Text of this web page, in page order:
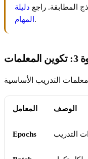
المطابقة. راجع دليلة
المهام .
المعامل الوصف
Epochs التدريب